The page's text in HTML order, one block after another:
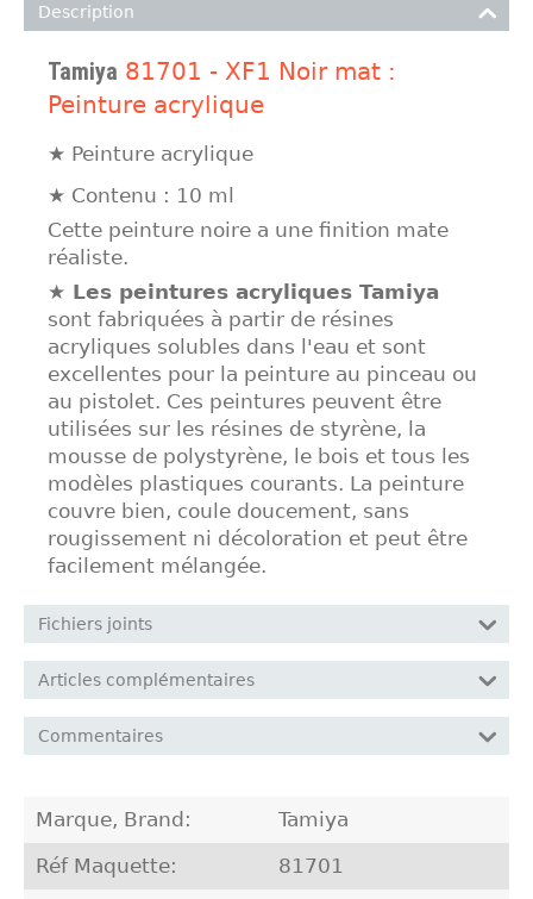
Description
Tamiya 81701 - XF1 Noir mat :
Peinture acrylique
★ Peinture acrylique
★ Contenu : 10 ml
Cette peinture noire a une finition mate
réaliste.
★ Les peintures acryliques Tamiya
sont fabriquées à partir de résines
acryliques solubles dans l'eau et sont
excellentes pour la peinture au pinceau ou
au pistolet. Ces peintures peuvent être
utilisées sur les résines de styrène, la
mousse de polystyrène, le bois et tous les
modèles plastiques courants. La peinture
couvre bien, coule doucement, sans
rougissement ni décoloration et peut être
facilement mélangée.
Fichiers joints
Articles complémentaires
Commentaires
Marque, Brand: Tamiya
Réf Maquette: 81701